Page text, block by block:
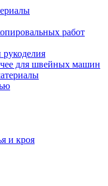
работ
для швейных машин
и кроя